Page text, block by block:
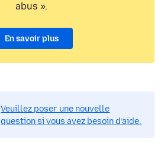
abus ».
En savoir plus
Veuillez poser une nouvelle
question si vous avez besoin d’aide.